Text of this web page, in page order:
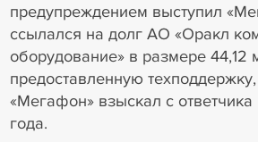
предупреждением выступил
ссылался на долг АО «Оракл
оборудование» в размере 44,12
предоставленную
«Мегафон» взыскал с
года.